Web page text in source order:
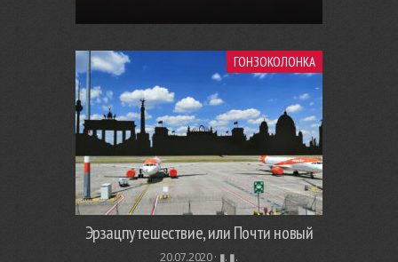
ГОНЗОКОЛОНКА
Эрзацпутешествие, или Почти новый
20.07.2020 · ▮. ▮.